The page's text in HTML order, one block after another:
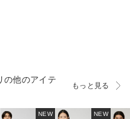
の他のアイテ
もっと見る
NEW NEW